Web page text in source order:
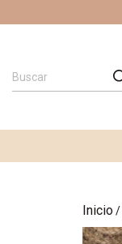
Inicio/